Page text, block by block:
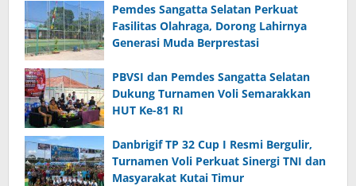
Pemdes Sangatta Selatan Perkuat
Fasilitas Olahraga, Dorong Lahirnya
Generasi Muda Berprestasi
PBVSI dan Pemdes Sangatta Selatan
Dukung Turnamen Voli Semarakkan
HUT Ke-81 RI
Danbrigif TP 32 Cup I Resmi Bergulir,
Turnamen Voli Perkuat Sinergi TNI dan
Masyarakat Kutai Timur